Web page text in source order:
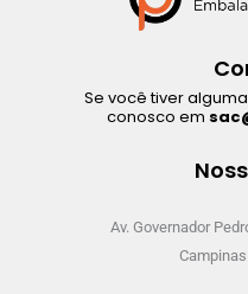
Se você tiver
conosco em
Av. Governador
Campinas